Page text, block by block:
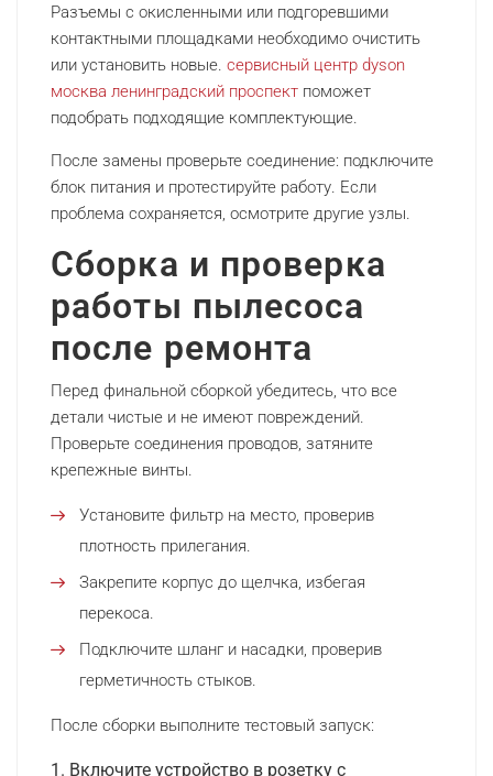
Разъемы с окисленными или подгоревшими
контактными площадками необходимо очистить
или установить новые. сервисный центр dyson
москва ленинградский проспект поможет
подобрать подходящие комплектующие.
После замены проверьте соединение: подключите
блок питания и протестируйте работу. Если
проблема сохраняется, осмотрите другие узлы.
Сборка и проверка
работы пылесоса
после ремонта
Перед финальной сборкой убедитесь, что все
детали чистые и не имеют повреждений.
Проверьте соединения проводов, затяните
крепежные винты.
Установите фильтр на место, проверив
плотность прилегания.
Закрепите корпус до щелчка, избегая
перекоса.
Подключите шланг и насадки, проверив
герметичность стыков.
После сборки выполните тестовый запуск:
Включите устройство в розетку с